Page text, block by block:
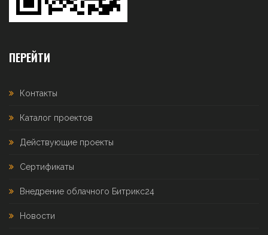
ПЕРЕЙТИ
Контакты
Каталог проектов
Действующие проекты
Сертификаты
Внедрение облачного Битрикс24
Новости